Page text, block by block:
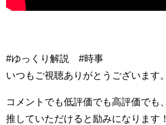
#ゆっくり解説 #時事
いつもご視聴ありがとうございます。
コメントでも低評価でも高評価でも、
推していただけると励みになります！